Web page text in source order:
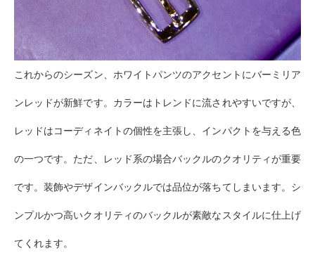
これからのシーズン、ホワイトパンツのアクセントにバーミリア
ンレッドが新鮮です。カラーはトレンドに流されやすいですが、
レッドはコーディネイトの個性を主張し、インパクトを与える色
の一つです。ただ、レッド系の場合バックルのクオリティが重要
です。装飾やデザインバックルでは品位が落ちてしまいます。シ
ンプルかつ高いクオリティのバックルが素敵なスタイルに仕上げ
てくれます。